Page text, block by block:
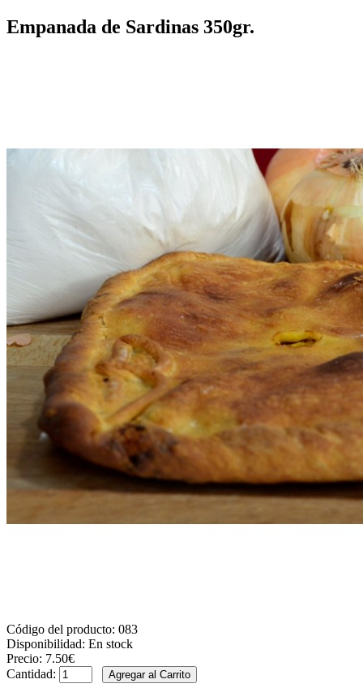
Empanada de Sardinas 350gr.
Código del producto: 083
Disponibilidad: En stock
Precio: 7.50€
Cantidad: